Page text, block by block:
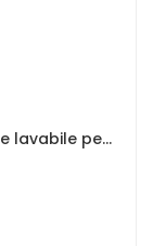
Impressa La Vivace idropittura murale lavabile per interni - Formato in litri: 4 lt